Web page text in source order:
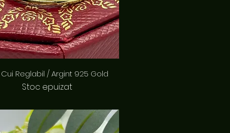
Afișare rapidă
Reglabil / Argint 925 Gold
Stoc epuizat